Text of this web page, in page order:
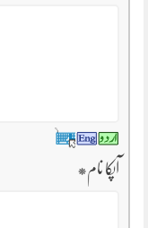
آپکا نام*